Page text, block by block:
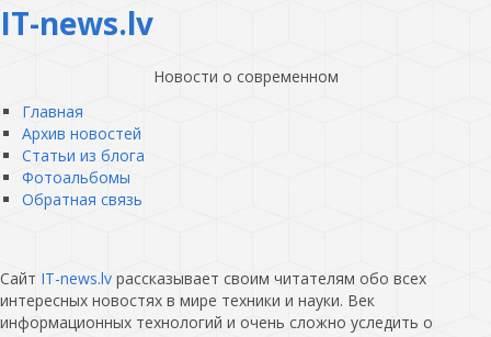
IT-news.lv
Новости о современном
Главная
Архив новостей
Статьи из блога
Фотоальбомы
Обратная связь
Сайт IT-news.lv рассказывает своим читателям обо всех
интересных новостях в мире техники и науки. Век
информационных технологий и очень сложно уследить о